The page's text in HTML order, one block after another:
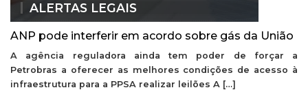
ALERTAS LEGAIS
ANP pode interferir em acordo sobre gás da União
A agência reguladora ainda tem poder de forçar a
Petrobras a oferecer as melhores condições de acesso à
infraestrutura para a PPSA realizar leilões A […]